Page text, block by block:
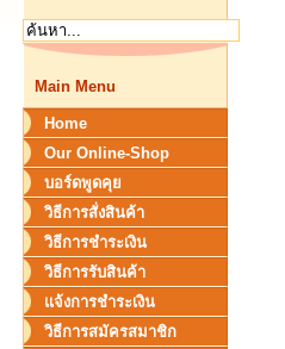
Main Menu
Home
Our Online-Shop
บอร์ดพูดคุย
วิธีการสั่งสินค้า
วิธีการชำระเงิน
วิธีการรับสินค้า
แจ้งการชำระเงิน
วิธีการสมัครสมาชิก